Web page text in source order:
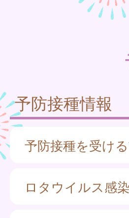
予防接種情報
予防接種を受け
ロタウイルス感